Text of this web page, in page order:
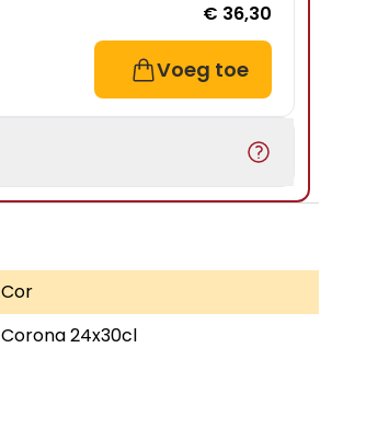
€ 36,30
Voeg toe
Cor
Corona 24x30cl